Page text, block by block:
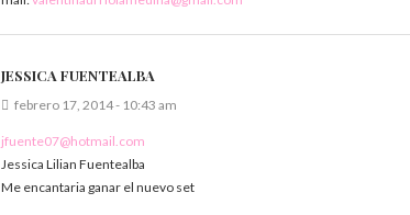
JESSICA FUENTEALBA
febrero 17, 2014 - 10:43 am
jfuente07@hotmail.com
Jessica Lilian Fuentealba
Me encantaria ganar el nuevo set